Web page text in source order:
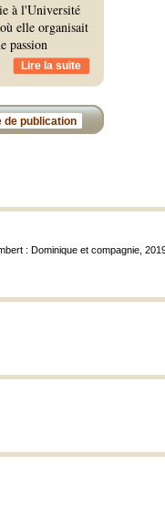
à l'Université
elle organisait
passion
Lire la suite
de publication
: Dominique et compagnie,